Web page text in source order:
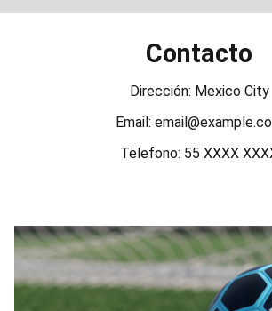
Contacto
Dirección: Mexico City
Email:
Telefono: 55 XXXX